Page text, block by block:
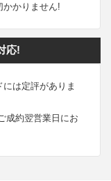
かかりません!
応!
は定評がありま
成約翌営業日にお